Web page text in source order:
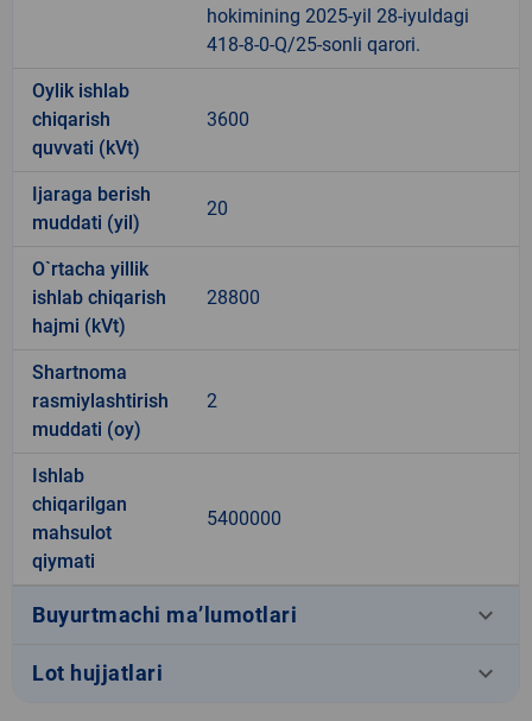
hokimining 2025-yil 28-iyuldagi
418-8-0-Q/25-sonli qarori.
Oylik ishlab
chiqarish
quvvati (kVt)
3600
Ijaraga berish
muddati (yil)
20
O`rtacha yillik
ishlab chiqarish
hajmi (kVt)
28800
Shartnoma
rasmiylashtirish
muddati (oy)
2
Ishlab
chiqarilgan
mahsulot
qiymati
5400000
Buyurtmachi ma’lumotlari keyboard_arrow_down
Lot hujjatlari keyboard_arrow_down